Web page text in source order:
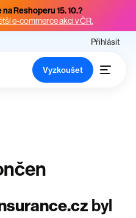
Reshoperu 15. 10.?
e-commerce akci v ČR.
Přihlásit
Vyzkoušet
byl